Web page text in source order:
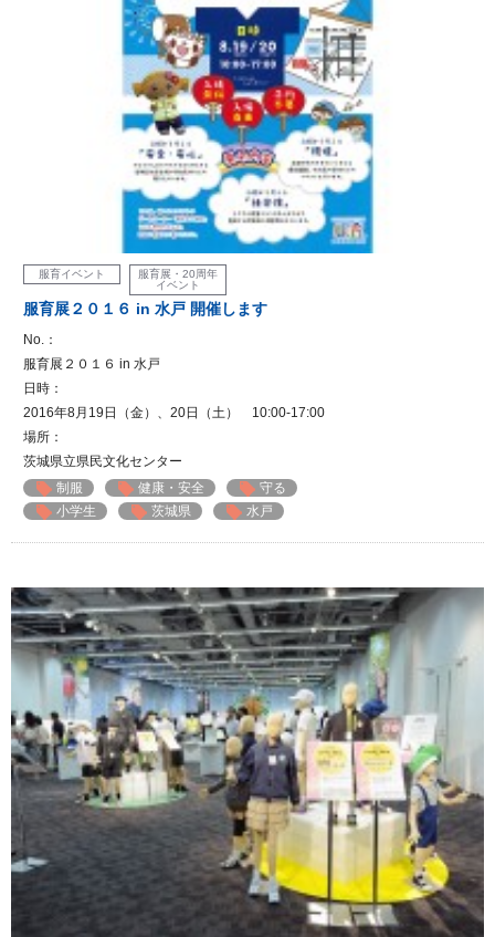
服育イベント
服育展・20周年
イベント
服育展２０１６ in 水戸 開催します
No.：
服育展２０１６ in 水戸
日時：
2016年8月19日（金）、20日（土） 10:00-17:00
場所：
茨城県立県民文化センター
制服
健康・安全
守る
小学生
茨城県 水戸